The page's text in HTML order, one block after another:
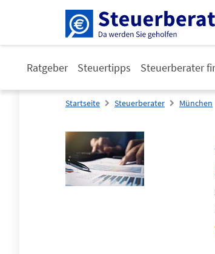
Ratgeber Steuertipps Steuerberater
Startseite Steuerberater München